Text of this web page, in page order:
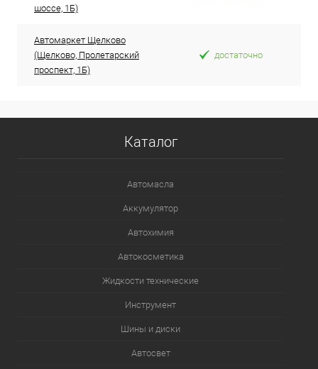
шоссе, 1Б)
Автомаркет Щелково
(Щелково, Пролетарский
проспект, 1Б)
достаточно
Каталог
Автомасла
Аккумулятор
Автохимия
Автокосметика
Жидкости технические
Инструмент
Шины и диски
Автосвет